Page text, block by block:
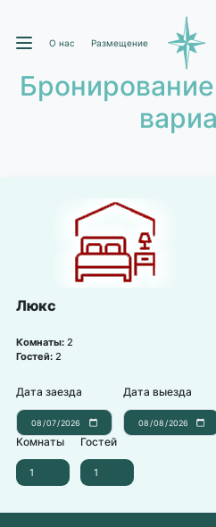
О нас Размещение
Люкс
Комнаты: 2
Гостей: 2
Дата заезда Дата выезда
Комнаты Гостей